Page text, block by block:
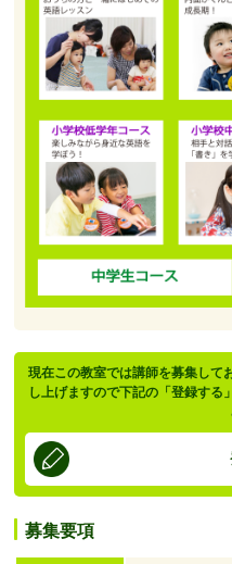
現在この教室では講師を募集して
し上げますので下記の「登録する
募集要項